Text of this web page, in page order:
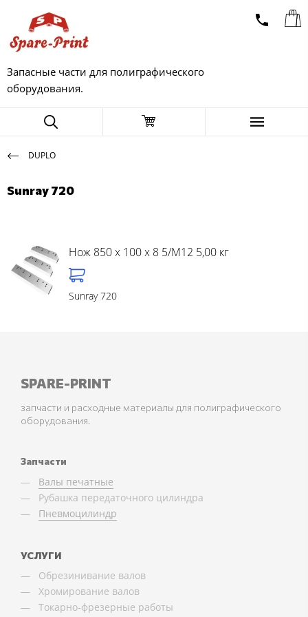
Запасные части для полиграфического
оборудования.
DUPLO
Sunray 720
Нож 850 x 100 x 8 5/M12 5,00 кг
Sunray 720
SPARE-PRINT
запчасти и расходные материалы для полиграфического
оборудования.
Запчасти
Валы печатные
Рубашка передаточного цилиндра
Пневмоцилиндр
УСЛУГИ
Обрезинивание валов
Хромирование валов
Токарно-фрезерные работы